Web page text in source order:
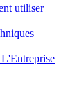
utiliser